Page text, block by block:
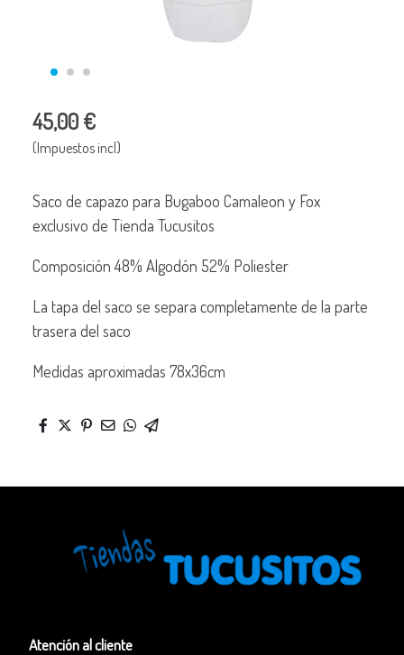
45,00 €
(Impuestos incl)
Saco de capazo para Bugaboo Camaleon y Fox
exclusivo de Tienda Tucusitos
Composición 48% Algodón 52% Poliester
La tapa del saco se separa completamente de la parte
trasera del saco
Medidas aproximadas 78x36cm
Atención al cliente